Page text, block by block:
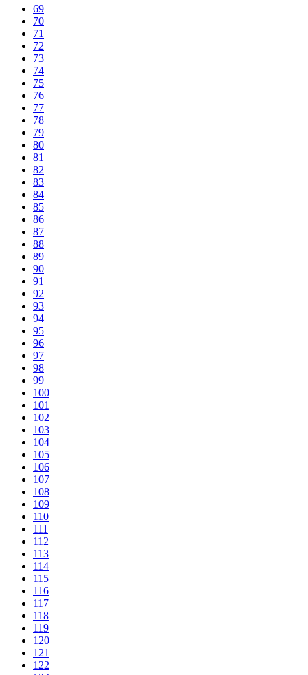
69
70
71
72
73
74
75
76
77
78
79
80
81
82
83
84
85
86
87
88
89
90
91
92
93
94
95
96
97
98
99
100
101
102
103
104
105
106
107
108
109
110
111
112
113
114
115
116
117
118
119
120
121
122